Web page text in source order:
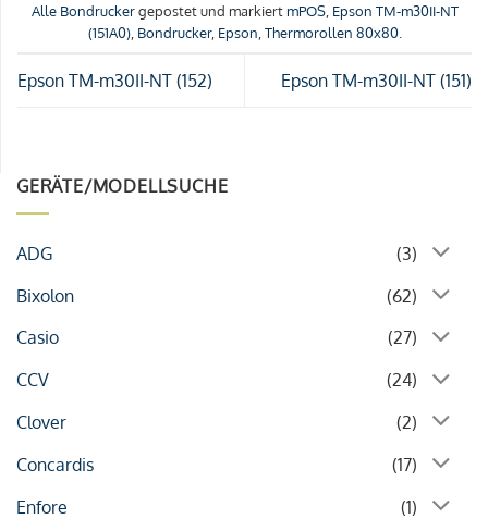
GERÄTE/MODELLSUCHE
ADG
(3)
Bixolon
(62)
Casio
(27)
CCV
(24)
Clover
(2)
Concardis
(17)
Enfore
(1)
Alle Bondruckergepostet und markiertmPOS, Epson TM-m30II-NT
(151A0), Bondrucker, Epson,Thermorollen 80x80.
Epson TM-m30II-NT (152) Epson TM-m30II-NT (151)